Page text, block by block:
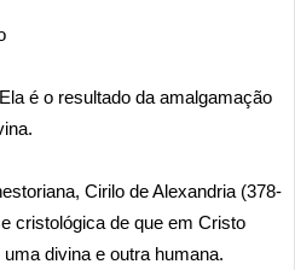
é o resultado da amalgamação
Cirilo de Alexandria (378-
cristológica de que em Cristo
divina e outra humana.